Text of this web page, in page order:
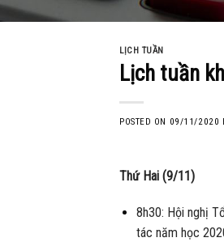
LỊCH TUẦN
Lịch tuần
POSTED ON 09/11/2020
Thứ Hai (9/11)
8h30: Hội nghị
tác năm học